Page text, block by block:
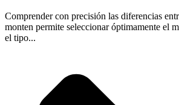
Comprender con precisión las diferencias
monten permite seleccionar óptimamente el
el tipo...